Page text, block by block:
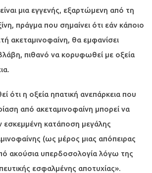
είναι μια εγγενής, εξαρτώμενη από τη
πράγμα που σημαίνει ότι εάν κάποιο
ακεταμινοφαίνη, θα εμφανίσει
πιθανό να κορυφωθεί με οξεία
ότι η οξεία ηπατική ανεπάρκεια που
από ακεταμινοφαίνη μπορεί να
εσκεμμένη κατάποση μεγάλης
(ως μέρος μιας απόπειρας
ακούσια υπερδοσολογία λόγω της
εσφαλμένης αποτυχίας».